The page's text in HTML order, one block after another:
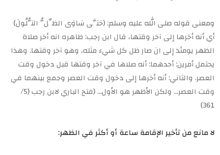
ومعنى قوله صلى الله عليه وسلم: (حَتَّى سَاوَى الظِّلُّ التُّلُولَ)
أي أنه أخرها إلى آخر وقتها، قال ابن رجب: ظاهره انه أخر صلاة
الظهر يومئذ إلى ان صار ظل كل شيء مثله، وهو آخر وقتها. وهذا
يحتمل أمرين: أحدهما: أنه صلاها في آخر وقتها قبل دخول وقت
العصر. والثاني: أنه أخرها إلى دخول وقت العصر وجمع بينهما في
وقت العصر… ولكن الأظهر هو الأول… (فتح الباري لابن رجب (5/
361)
لا مانع من تأخير الإقامة ساعة أو أكثر في الظهر: